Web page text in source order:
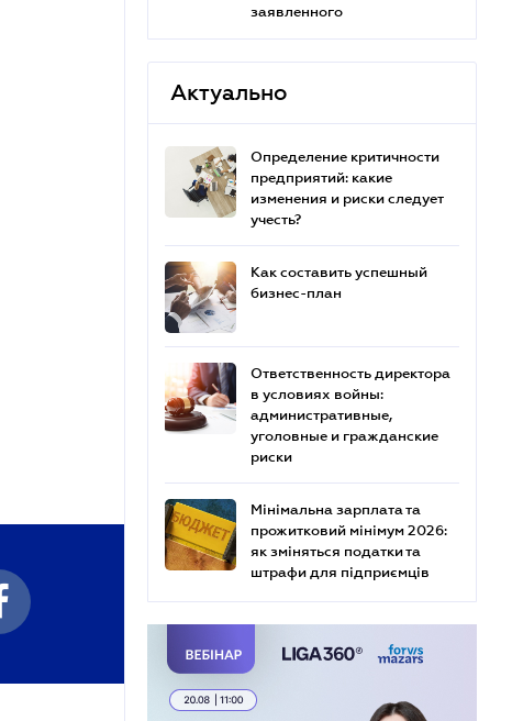
заявленного
Актуально
Определение критичности
предприятий: какие
изменения и риски следует
учесть?
Как составить успешный
бизнес-план
Ответственность директора
в условиях войны:
административные,
уголовные и гражданские
риски
Мінімальна зарплата та
прожитковий мінімум 2026:
як зміняться податки та
штрафи для підприємців